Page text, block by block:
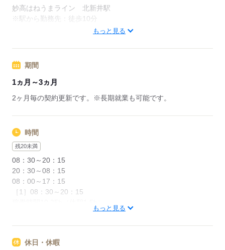
【交通費備考】
100,000円迄/月（規定あり）
応募する
妙高はねうまライン 北新井駅
※駅から勤務先：徒歩10分
【交通手段】徒歩、電車、私有車
もっと見る
期間
1ヵ月～3ヵ月
2ヶ月毎の契約更新です。※長期就業も可能です。
時間
残20未満
08：30～20：15
20：30～08：15
08：00～17：15
［1］08：30～20：15
稼働時間8h（休憩0.75h）
もっと見る
休日・休暇